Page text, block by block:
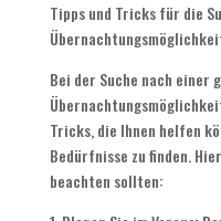
Tipps und Tricks für die
Bei der Suche nach einer
Tricks, die Ihnen helfen
Bedürfnisse zu finden.
beachten sollten: